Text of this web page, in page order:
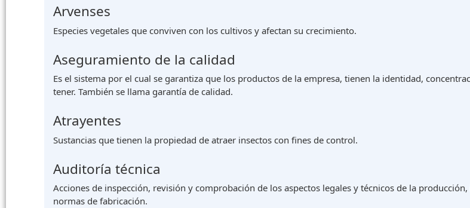
Arvenses
Especies vegetales que conviven con los cultivos y afectan su crecimiento.
Aseguramiento de la calidad
Es el sistema por el cual se garantiza que los productos de la empresa, tienen la identidad,
tener. También se llama garantía de calidad.
Atrayentes
Sustancias que tienen la propiedad de atraer insectos con fines de control.
Auditoría técnica
Acciones de inspección, revisión y comprobación de los aspectos legales y técnicos de la
normas de fabricación.